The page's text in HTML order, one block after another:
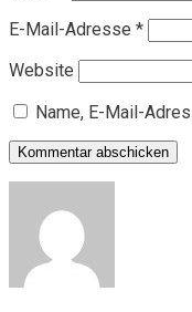
E-Mail-Adresse *
Website
Name, E-Mail-